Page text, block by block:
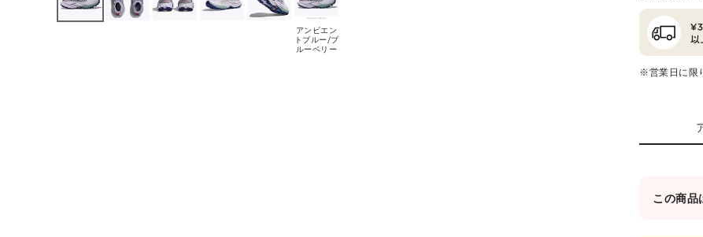
アンビエン
トブルー/ブ
ルーベリー
※営業日に限
この商品